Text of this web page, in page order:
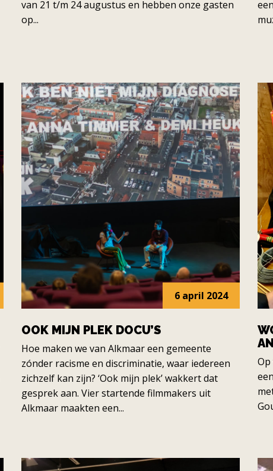
van 21 t/m 24 augustus en hebben onze gasten
op...
6 april 2024
OOK MIJN PLEK DOCU’S
Hoe maken we van Alkmaar een gemeente
zónder racisme en discriminatie, waar iedereen
zichzelf kan zijn? ‘Ook mijn plek’ wakkert dat
gesprek aan. Vier startende filmmakers uit
Alkmaar maakten een...